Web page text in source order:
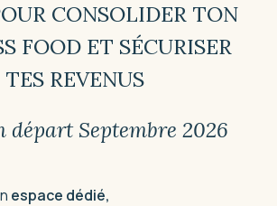
CONSOLIDER TON
FOOD ET SÉCURISER
TES REVENUS
départ Septembre 2026
espace dédié,